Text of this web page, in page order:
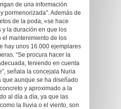
de una información
pormenorizada”. Además de
de la poda, «se hace
la duración en que los
mantenimiento de los
hay unos 16.000 ejemplares
“Se procura hacer la
teniendo en cuenta
señala la concejala Nuria
que aunque se ha diseñado
y aproximado a la
al día a día, ya que las
la lluvia o el viento, son